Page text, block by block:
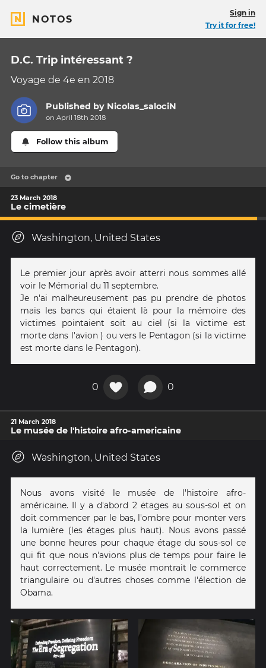
NOTOS
Sign in
Try it for free!
D.C. Trip intéressant ?
Voyage de 4e en 2018
Published by Nicolas_salociN
on April 18th 2018
Follow this album
Go to chapter
23 March 2018
Le cimetière
Washington, United States
Le premier jour après avoir atterri nous sommes allé
voir le Mémorial du 11 septembre.
Je n'ai malheureusement pas pu prendre de photos
mais les bancs qui étaient là pour la mémoire des
victimes pointaient soit au ciel (si la victime est
morte dans l'avion ) ou vers le Pentagon (si la victime
est morte dans le Pentagon).
0 0
21 March 2018
Le musée de l'histoire afro-americaine
Washington, United States
Nous avons visité le musée de l'histoire afro-
américaine. Il y a d'abord 2 ėtages au sous-sol et on
doit commencer par le bas, l'ombre pour monter vers
la lumière (les étages plus haut). Nous avons passé
une bonne heures pour chaque étage du sous-sol ce
qui fit que nous n'avions plus de temps pour faire le
haut correctement. Le musée montrait le commerce
triangulaire ou d'autres choses comme l'élection de
Obama.